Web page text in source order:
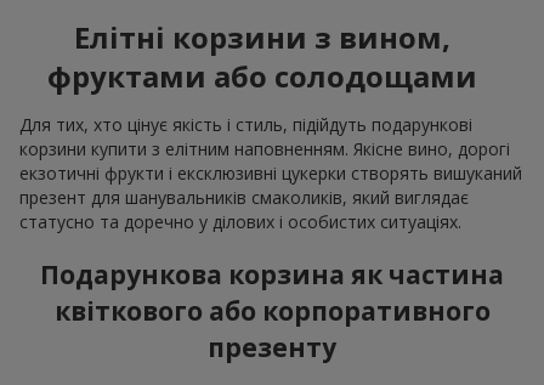
Елітні корзини з вином,
фруктами або солодощами
Для тих, хто цінує якість і стиль, підійдуть подарункові
корзини купити з елітним наповненням. Якісне вино, дорогі
екзотичні фрукти і ексклюзивні цукерки створять вишуканий
презент для шанувальників смаколиків, який виглядає
статусно та доречно у ділових і особистих ситуаціях.
Подарункова корзина як частина
квіткового або корпоративного
презенту